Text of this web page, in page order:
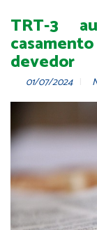
TRT-3
devedor
01/07/2024